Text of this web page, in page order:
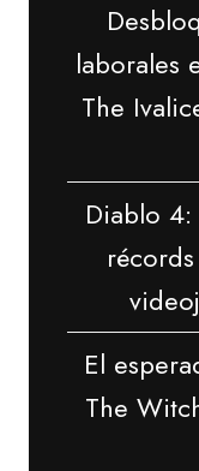
laborales
The
Diablo
El
The